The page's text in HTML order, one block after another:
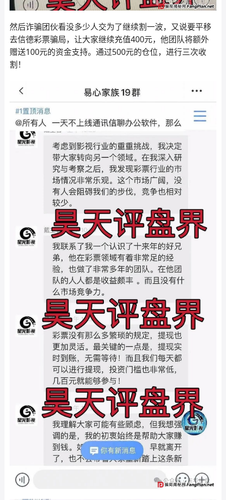
然后诈骗团伙看没多少人交为了继续割一波，又说要平移
去信德彩票骗局，让大家继续充值400元，他团队将额外
赠送100元的资金支持。通过500元的仓位，进行三次收
割！